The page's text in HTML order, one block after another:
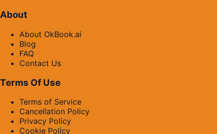
About
About OkBook.ai
Blog
FAQ
Contact Us
Terms Of Use
Terms of Service
Cancellation Policy
Privacy Policy
Cookie Policy